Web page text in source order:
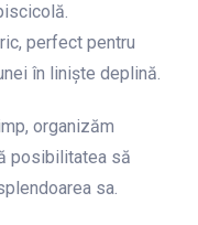
perfect pentru
în liniște deplină.
organizăm
posibilitatea să
sa.